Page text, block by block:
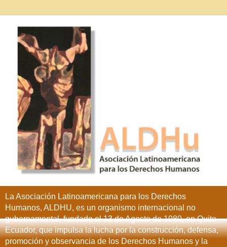
La Asociación Latinoamericana para los Derechos
Humanos, ALDHU, es un organismo internacional no
gubernamental, fundado el 13 de Agosto de 1980, en Quito
Ecuador, que impulsa la lucha por la construcción, defensa,
promoción y observancia de los Derechos Humanos y la